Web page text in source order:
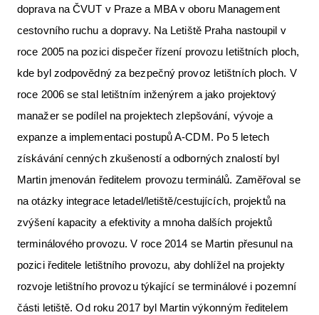
doprava na ČVUT v Praze a MBA v oboru Management
cestovního ruchu a dopravy. Na Letiště Praha nastoupil v
roce 2005 na pozici dispečer řízení provozu letištních ploch,
kde byl zodpovědný za bezpečný provoz letištních ploch. V
roce 2006 se stal letištním inženýrem a jako projektový
manažer se podílel na projektech zlepšování, vývoje a
expanze a implementaci postupů A-CDM. Po 5 letech
získávání cenných zkušeností a odborných znalostí byl
Martin jmenován ředitelem provozu terminálů. Zaměřoval se
na otázky integrace letadel/letiště/cestujících, projektů na
zvýšení kapacity a efektivity a mnoha dalších projektů
terminálového provozu. V roce 2014 se Martin přesunul na
pozici ředitele letištního provozu, aby dohlížel na projekty
rozvoje letištního provozu týkající se terminálové i pozemní
části letiště. Od roku 2017 byl Martin výkonným ředitelem